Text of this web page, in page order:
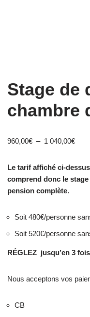
Stage de
chambre
960,00€ – 1 040,00€
Le tarif affiché ci-
comprend donc le stage
pension complète.
Soit 480€/personne
Soit 520€/personne
RÉGLEZ jusqu’en 3
Nous acceptons vos
CB